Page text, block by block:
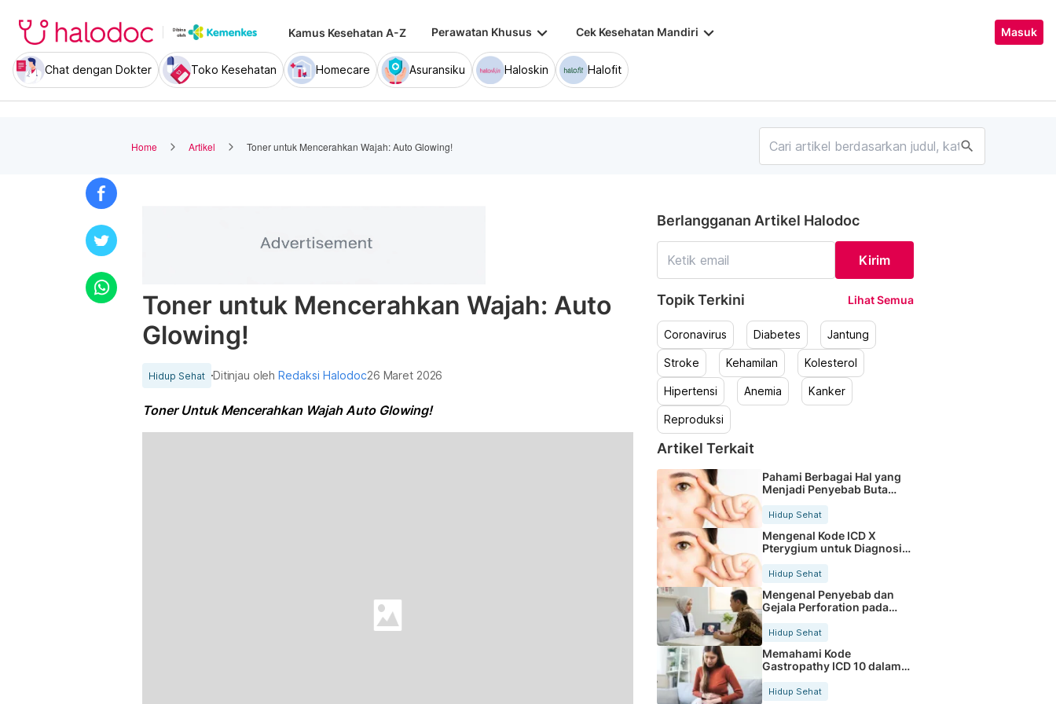
Kamus Kesehatan A-Z Perawatan Khusus keyboard_arrow_down Cek Kesehatan Mandiri keyboard_arrow_down Masuk
Chat dengan Dokter Toko Kesehatan Homecare Asuransiku Haloskin Halofit
Home Artikel Toner untuk Mencerahkan Wajah: Auto Glowing! search
Toner untuk Mencerahkan Wajah: Auto
Glowing!
Hidup Sehat Ditinjau olehRedaksi Halodoc26 Maret 2026
Toner Untuk Mencerahkan Wajah Auto Glowing!
Berlangganan Artikel Halodoc
Kirim
Topik Terkini Lihat Semua
Coronavirus Diabetes Jantung
Stroke Kehamilan Kolesterol
Hipertensi Anemia Kanker
Reproduksi
Artikel Terkait
Pahami Berbagai Hal yang
Menjadi Penyebab Buta
Hidup Sehat
Mengenal Kode ICD X
Pterygium untuk Diagnosis
Hidup Sehat
Mengenal Penyebab dan
Gejala Perforation pada
Tubuh
Hidup Sehat
Memahami Kode
Gastropathy ICD 10 dalam
Rekam Medis Pasien
Hidup Sehat